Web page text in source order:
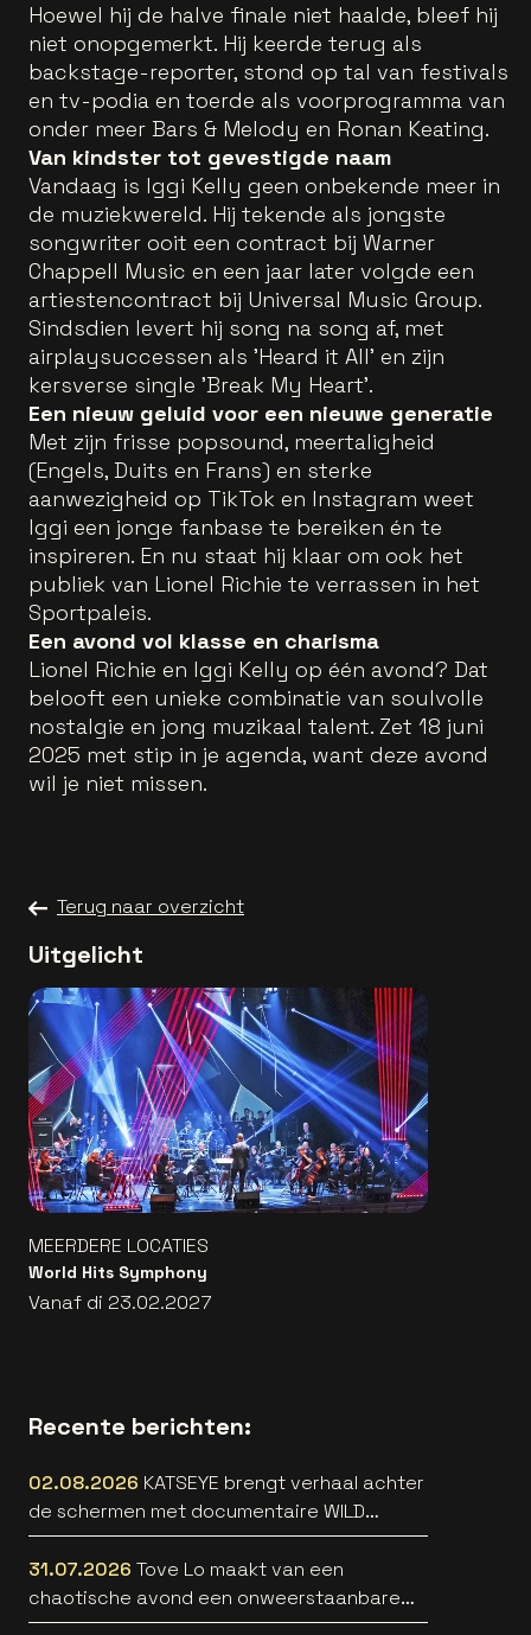
Hoewel hij de halve finale niet haalde, bleef hij
niet onopgemerkt. Hij keerde terug als
backstage-reporter, stond op tal van festivals
en tv-podia en toerde als voorprogramma van
onder meer Bars & Melody en Ronan Keating.
Van kindster tot gevestigde naam
Vandaag is Iggi Kelly geen onbekende meer in
de muziekwereld. Hij tekende als jongste
songwriter ooit een contract bij Warner
Chappell Music en een jaar later volgde een
artiestencontract bij Universal Music Group.
Sindsdien levert hij song na song af, met
airplaysuccessen als 'Heard it All' en zijn
kersverse single 'Break My Heart'.
Een nieuw geluid voor een nieuwe generatie
Met zijn frisse popsound, meertaligheid
(Engels, Duits en Frans) en sterke
aanwezigheid op TikTok en Instagram weet
Iggi een jonge fanbase te bereiken én te
inspireren. En nu staat hij klaar om ook het
publiek van Lionel Richie te verrassen in het
Sportpaleis.
Een avond vol klasse en charisma
Lionel Richie en Iggi Kelly op één avond? Dat
belooft een unieke combinatie van soulvolle
nostalgie en jong muzikaal talent. Zet 18 juni
2025 met stip in je agenda, want deze avond
wil je niet missen.
Terug naar overzicht
Uitgelicht
MEERDERE LOCATIES
World Hits Symphony
Vanaf di 23.02.2027
Recente berichten:
02.08.2026 KATSEYE brengt verhaal achter
de schermen met documentaire WILD
HEARTS [trailer]
31.07.2026 Tove Lo maakt van een
chaotische avond een onweerstaanbare
popsong